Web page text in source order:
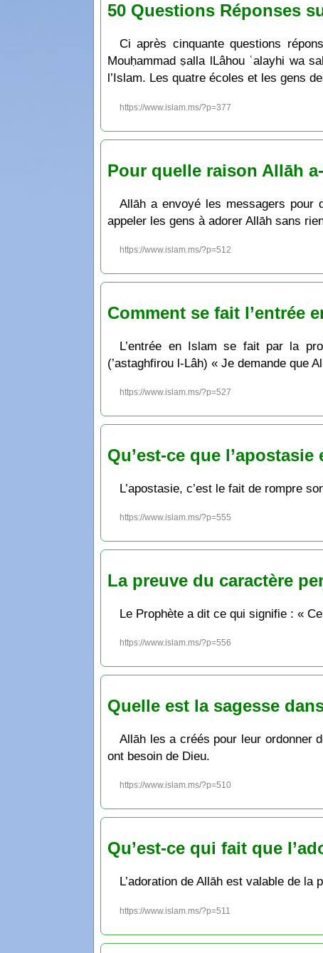
50 Questions Réponses
Ci après cinquante questions
Mouḥammad ṣalla lLâhou ʿalayhi wa
l’Islam. Les quatre écoles et les gens
https://www.islam.ms/?p=377
Pour quelle raison Allāh
Allāh a envoyé les messagers pour
appeler les gens à adorer Allāh sans
https://www.islam.ms/?p=512
Comment se fait l’entrée
L’entrée en Islam se fait par la
(’astaghfirou l-Lâh) « Je demande que
https://www.islam.ms/?p=527
Qu’est-ce que
L’apostasie, c’est le fait de rompre
https://www.islam.ms/?p=555
La preuve du caractère
Le Prophète a dit ce qui signifie : «
https://www.islam.ms/?p=556
Quelle est la sagesse
Allāh les a créés pour leur ordonner
ont besoin de Dieu.
https://www.islam.ms/?p=510
Qu’est-ce qui fait que
L’adoration de Allāh est valable de la
https://www.islam.ms/?p=511